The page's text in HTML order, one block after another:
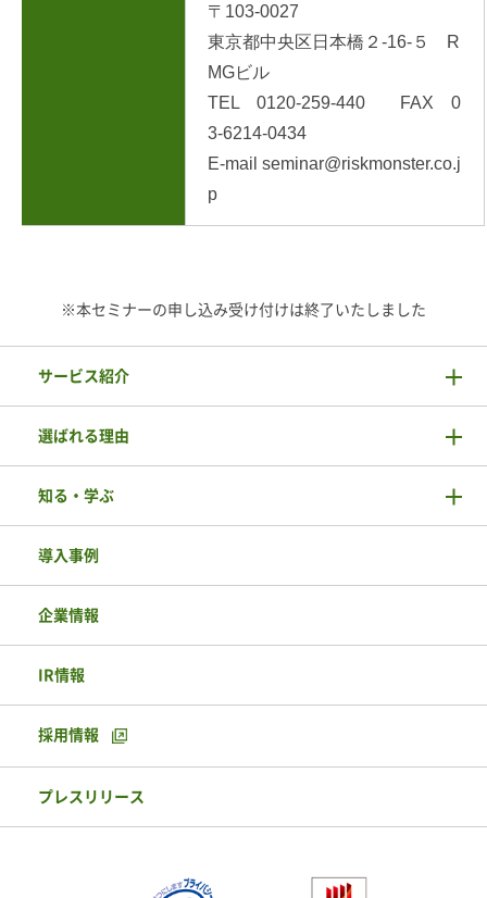
〒103-0027
東京都中央区日本橋２-16-５ R
MGビル
TEL 0120-259-440 FAX 0
3-6214-0434
E-mail seminar@riskmonster.co.j
p
※本セミナーの申し込み受け付けは終了いたしました
サービス紹介
選ばれる理由
知る・学ぶ
導入事例
企業情報
IR情報
採用情報
プレスリリース